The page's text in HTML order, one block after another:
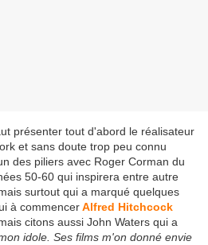
présenter tout d'abord le réalisateur
et sans doute trop peu connu
des piliers avec Roger Corman du
50-60 qui inspirera entre autre
surtout qui a marqué quelques
à commencerAlfred Hitchcock
citons aussi John Waters qui a
idole. Ses films m'on donné envie